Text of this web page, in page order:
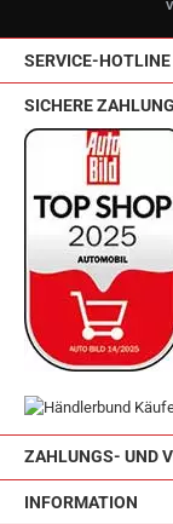
SERVICE-HOTLINE
ZAHLUNGS- UND
INFORMATION
SICHERE ZAHLUNG